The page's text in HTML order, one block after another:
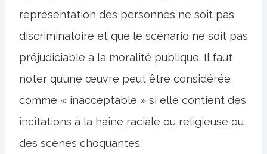
représentation des personnes ne soit pas
discriminatoire et que le scénario ne soit pas
préjudiciable à la moralité publique. Il faut
noter qu’une œuvre peut être considérée
comme « inacceptable » si elle contient des
incitations à la haine raciale ou religieuse ou
des scènes choquantes.